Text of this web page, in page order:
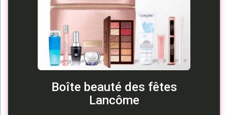
Boîte beauté des fêtes
Lancôme